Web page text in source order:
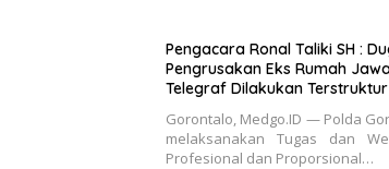
Pengacara Ronal Taliki SH :
Pengrusakan Eks Rumah
Telegraf Dilakukan Terstruktur dan Sistimatis.
Gorontalo, Medgo.ID — Polda
melaksanakan Tugas dan
Profesional dan Proporsional…